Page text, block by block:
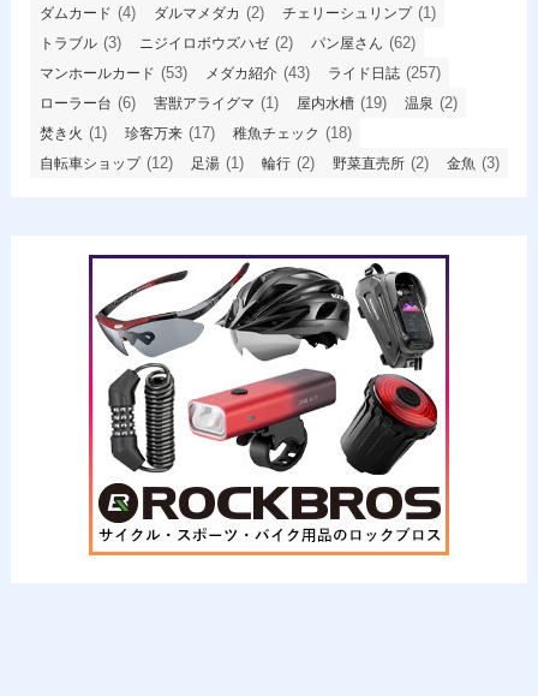
ダムカード (4) ダルマメダカ (2) チェリーシュリンプ(1)
トラブル (3) ニジイロボウズハゼ (2) パン屋さん (62)
マンホールカード (53) メダカ紹介 (43) ライド日誌 (257)
ローラー台 (6) 害獣アライグマ (1) 屋内水槽 (19) 温泉 (2)
焚き火 (1) 珍客万来 (17) 稚魚チェック (18)
自転車ショップ(12) 足湯 (1) 輪行 (2) 野菜直売所 (2) 金魚 (3)